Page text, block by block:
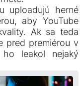
uploadujú herné
aby YouTube
Ak sa teda
pred premiérou v
leakol nejaký